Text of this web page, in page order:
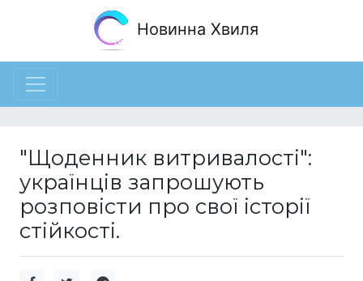
Новинна Хвиля
"Щоденник витривалості":
українців запрошують
розповісти про свої історії
стійкості.